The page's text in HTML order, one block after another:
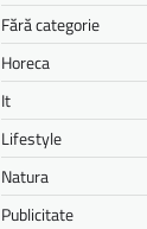
Fără categorie
Horeca
It
Lifestyle
Natura
Publicitate